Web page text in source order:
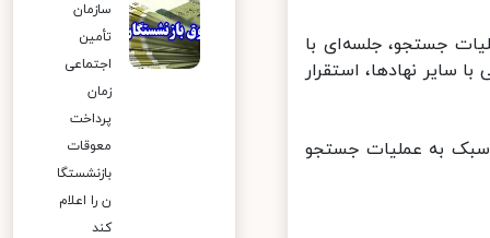
جستجو، جلسه‌ای با
نهادها، استقرار
از ۷ دستگاه کمک دار سبک به عملیات جستجو
سازمان
تأمین
اجتماعی
زمان
پرداخت
معوقات
بازنشستگا
ن را اعلام
کند